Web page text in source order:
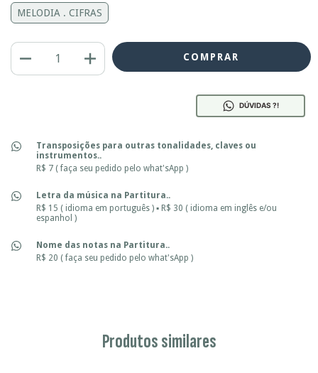
MELODIA . CIFRAS
DÚVIDAS ?!
Transposições para outras tonalidades, claves ou
instrumentos..
R$ 7 ( faça seu pedido pelo what'sApp )
Letra da música na Partitura..
R$ 15 ( idioma em português ) ▪ R$ 30 ( idioma em inglês e/ou
espanhol )
Nome das notas na Partitura..
R$ 20 ( faça seu pedido pelo what'sApp )
Produtos similares